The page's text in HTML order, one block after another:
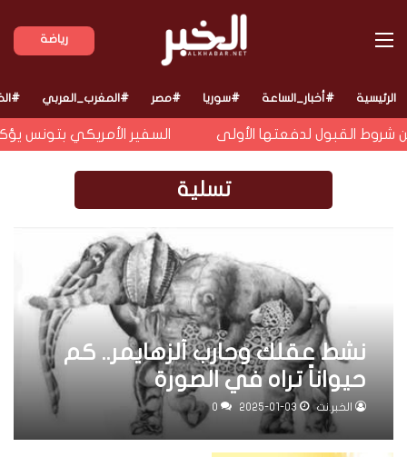
رياضة القائمة
الرئيسية #أخبار_الساعة #سوريا #مصر #المغرب_العربي
شروط القبول لدفعتها الأولى السفير الأمريكي بتونس
تسلية
نشّط عقلك وحارب ألزهايمر.. كم
حيواناً تراه في الصورة
الخبر.نت 2025-01-03
0